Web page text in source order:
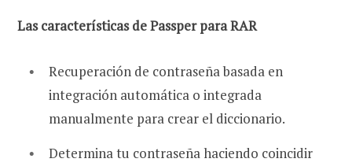
Las características de Passper para RAR
Recuperación de contraseña basada en
integración automática o integrada
manualmente para crear el diccionario.
Determina tu contraseña haciendo coincidir